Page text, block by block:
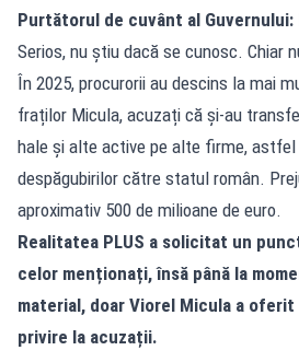
Purtătorul de cuvânt al Guvernului:
Serios, nu știu dacă se cunosc. Chiar
În 2025, procurorii au descins la mai
fraților Micula, acuzați că și-au
hale și alte active pe alte firme,
despăgubirilor către statul român.
aproximativ 500 de milioane de euro.
Realitatea PLUS a solicitat un
celor menționați, însă până la
material, doar Viorel Micula a
privire la acuzații.